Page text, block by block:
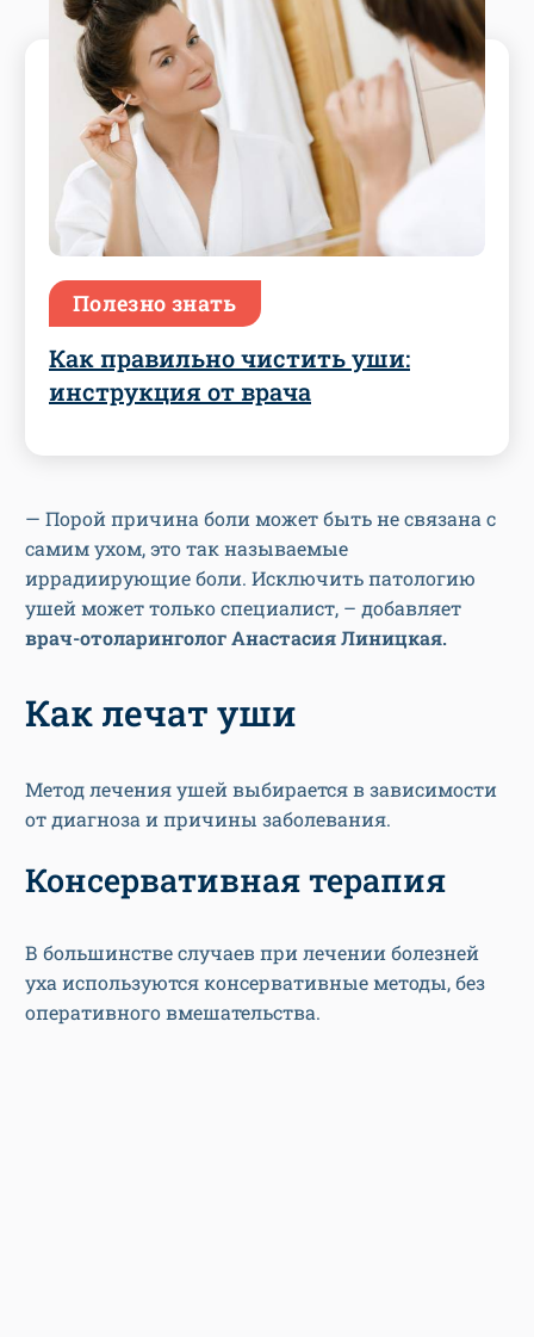
Полезно знать
Как правильно чистить уши:
инструкция от врача
— Порой причина боли может быть не связана с
самим ухом, это так называемые
иррадиирующие боли. Исключить патологию
ушей может только специалист, – добавляет
врач-отоларинголог Анастасия Линицкая.
Как лечат уши
Метод лечения ушей выбирается в зависимости
от диагноза и причины заболевания.
Консервативная терапия
В большинстве случаев при лечении болезней
уха используются консервативные методы, без
оперативного вмешательства.